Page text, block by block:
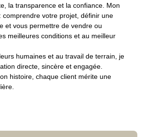
la transparence et la confiance. Mon
comprendre votre projet, définir une
et vous permettre de vendre ou
meilleures conditions et au meilleur
humaines et au travail de terrain, je
directe, sincère et engagée.
histoire, chaque client mérite une